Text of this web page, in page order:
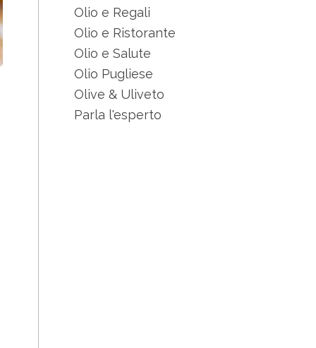
Olio e Regali
Olio e Ristorante
Olio e Salute
Olio Pugliese
Olive & Uliveto
Parla l'esperto